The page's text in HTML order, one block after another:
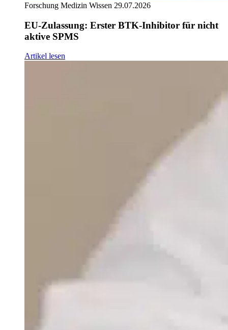
Forschung Medizin Wissen 29.07.2026
EU-Zulassung: Erster BTK-Inhibitor für nicht
aktive SPMS
Artikel lesen